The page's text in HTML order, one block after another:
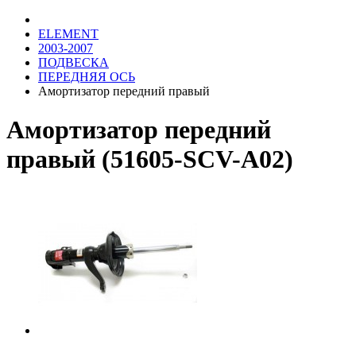
ELEMENT
2003-2007
ПОДВЕСКА
ПЕРЕДНЯЯ ОСЬ
Амортизатор передний правый
Амортизатор передний
правый (51605-SCV-A02)